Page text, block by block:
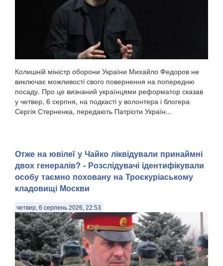
Колишній міністр оборони України Михайло Федоров не
виключає можливості свого повернення на попередню
посаду. Про це визнаний українцями реформатор сказав
у четвер, 6 серпня, на подкасті у волонтера і блогера
Сергія Стерненка, передають Патріоти Україн...
Отже на ювілеї у Чайко ліквідували принаймні
двох генералів? - Розслідувачі ідентифікували
особу таємно поховану на Троєкуріаському
кладовищі Москви
четвер, 6 серпень 2026, 22:53